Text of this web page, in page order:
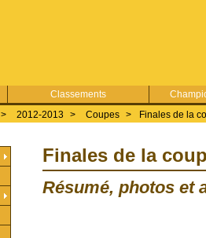
Classements
> 2012-2013 > Coupes > Finales de la
Finales de la
Résumé, photos et